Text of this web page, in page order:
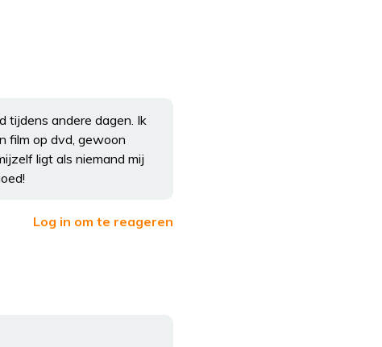
tijdens andere dagen. Ik
film op dvd, gewoon
ligt als niemand mij
Log in om te reageren